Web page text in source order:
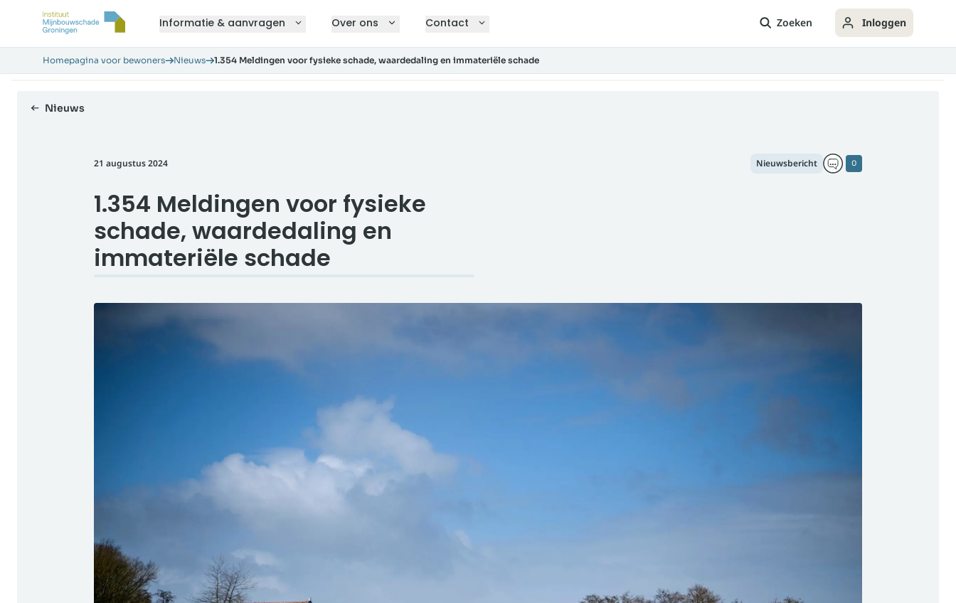
Informatie & aanvragen Over ons Contact Zoeken Inloggen
Homepagina voor bewoners Nieuws 1.354 Meldingen voor fysieke schade, waardedaling en immateriële schade
Nieuws
21 augustus 2024
1.354 Meldingen voor fysieke
schade, waardedaling en
immateriële schade
0
Nieuwsbericht